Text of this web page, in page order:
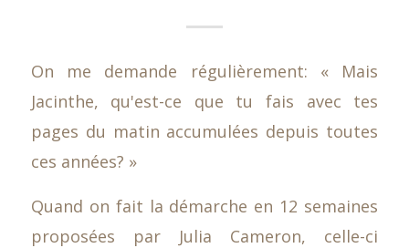
On me demande régulièrement: « Mais
Jacinthe, qu'est-ce que tu fais avec tes
pages du matin accumulées depuis toutes
ces années? »
Quand on fait la démarche en 12 semaines
proposées par Julia Cameron, celle-ci